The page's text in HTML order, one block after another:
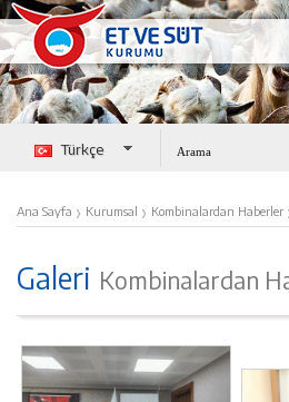
Türkçe
Ana Sayfa › Kurumsal › Kombinalardan Haberler
Galeri Kombinalardan